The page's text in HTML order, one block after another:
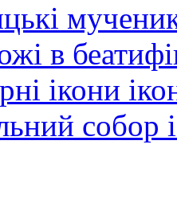
в
ікони
собор